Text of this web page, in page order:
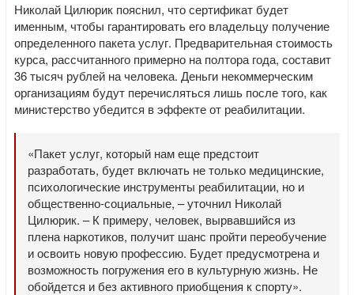
Николай Цилюрик пояснил, что сертификат будет
именным, чтобы гарантировать его владельцу получение
определенного пакета услуг. Предварительная стоимость
курса, рассчитанного примерно на полтора года, составит
36 тысяч рублей на человека. Деньги некоммерческим
организациям будут перечисляться лишь после того, как
министерство убедится в эффекте от реабилитации.
«Пакет услуг, который нам еще предстоит
разработать, будет включать не только медицинские,
психологические инструменты реабилитации, но и
общественно-социальные, – уточнил Николай
Цилюрик. – К примеру, человек, вырвавшийся из
плена наркотиков, получит шанс пройти переобучение
и освоить новую профессию. Будет предусмотрена и
возможность погружения его в культурную жизнь. Не
обойдется и без активного приобщения к спорту».